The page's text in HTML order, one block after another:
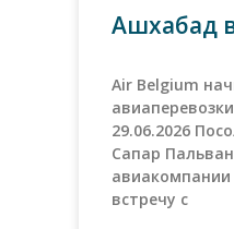
Ашхабад
Air Belgium
29.06.2026
Сапар
авиакомпании
встречу с